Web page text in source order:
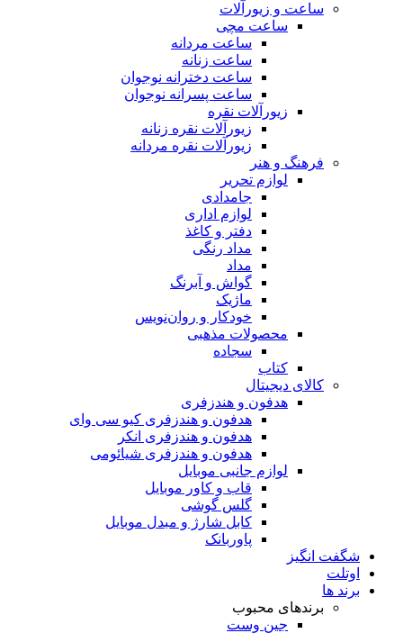
ساعت و زیور‌آلات
ساعت مچی
ساعت مردانه
ساعت زنانه
ساعت دخترانه نوجوان
ساعت پسرانه نوجوان
زیورآلات نقره
زیورآلات نقره زنانه
زیورآلات نقره مردانه
فرهنگ و هنر
لوازم تحریر
جامدادی
لوازم اداری
دفتر و کاغذ
مداد رنگی
مداد
گواش و آبرنگ
ماژیک
خودکار و روان‌نویس
محصولات مذهبی
سجاده
کتاب
کالای دیجیتال
هدفون و هندزفری
هدفون و هندزفری کیو سی وای
هدفون و هندزفری انکر
هدفون و هندزفری شیائومی
لوازم جانبی موبایل
قاب و کاور موبایل
گلس گوشی
کابل شارژ و مبدل موبایل
پاوربانک
شگفت انگیز
اوتلت
برند ها
برندهای محبوب
جین وست